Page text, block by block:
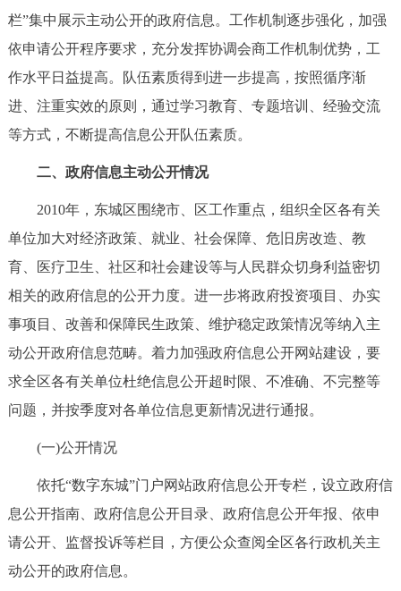
参与调查 在线访谈 图说互动
走进北京
绿色北京 图说北京
多语种
ENGLISH 한국어 日本語
DEUTSCH FRANÇAIS РУССКИЙ ЯЗЫК
ITALIANO
回到顶部
栏”集中展示主动公开的政府信息。工作机制逐步强化，加强
依申请公开程序要求，充分发挥协调会商工作机制优势，工
作水平日益提高。队伍素质得到进一步提高，按照循序渐
进、注重实效的原则，通过学习教育、专题培训、经验交流
等方式，不断提高信息公开队伍素质。
二、政府信息主动公开情况
2010年，东城区围绕市、区工作重点，组织全区各有关
单位加大对经济政策、就业、社会保障、危旧房改造、教
育、医疗卫生、社区和社会建设等与人民群众切身利益密切
相关的政府信息的公开力度。进一步将政府投资项目、办实
事项目、改善和保障民生政策、维护稳定政策情况等纳入主
动公开政府信息范畴。着力加强政府信息公开网站建设，要
求全区各有关单位杜绝信息公开超时限、不准确、不完整等
问题，并按季度对各单位信息更新情况进行通报。
(一)公开情况
依托“数字东城”门户网站政府信息公开专栏，设立政府信
息公开指南、政府信息公开目录、政府信息公开年报、依申
请公开、监督投诉等栏目，方便公众查阅全区各行政机关主
动公开的政府信息。